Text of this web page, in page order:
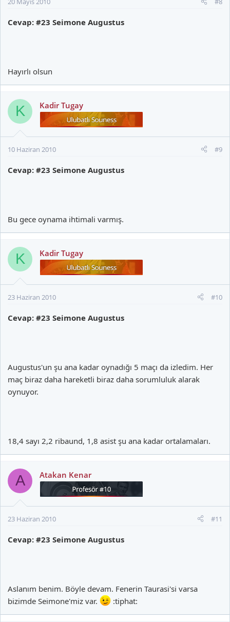
Cevap: #23 Seimone Augustus
Hayırlı olsun
K Kadir Tugay
10 Haziran 2010 #9
Cevap: #23 Seimone Augustus
Bu gece oynama ihtimali varmış.
K Kadir Tugay
23 Haziran 2010 #10
Cevap: #23 Seimone Augustus
Augustus'un şu ana kadar oynadığı 5 maçı da izledim. Her
maç biraz daha hareketli biraz daha sorumluluk alarak
oynuyor.
18,4 sayı 2,2 ribaund, 1,8 asist şu ana kadar ortalamaları.
A Atakan Kenar
23 Haziran 2010 #11
Cevap: #23 Seimone Augustus
Aslanım benim. Böyle devam. Fenerin Taurasi'si varsa
bizimde Seimone'miz var.
:tiphat: